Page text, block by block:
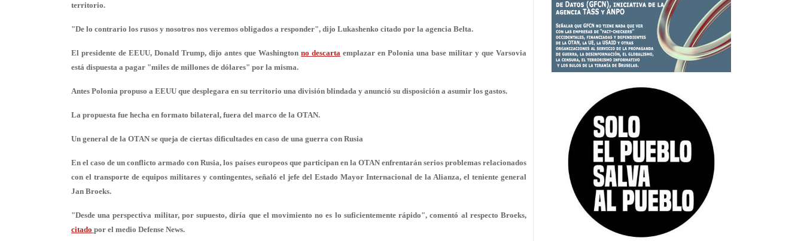
territorio.
"De lo contrario los rusos y nosotros nos veremos obligados a responder", dijo Lukashenko citado por la agencia Belta.
El presidente de EEUU, Donald Trump, dijo antes que Washington no descarta emplazar en Polonia una base militar y que Varsovia
está dispuesta a pagar "miles de millones de dólares" por la misma.
Antes Polonia propuso a EEUU que desplegara en su territorio una división blindada y anunció su disposición a asumir los gastos.
La propuesta fue hecha en formato bilateral, fuera del marco de la OTAN.
Un general de la OTAN se queja de ciertas dificultades en caso de una guerra con Rusia
En el caso de un conflicto armado con Rusia, los países europeos que participan en la OTAN enfrentarán serios problemas relacionados
con el transporte de equipos militares y contingentes, señaló el jefe del Estado Mayor Internacional de la Alianza, el teniente general
Jan Broeks.
"Desde una perspectiva militar, por supuesto, diría que el movimiento no es lo suficientemente rápido", comentó al respecto Broeks,
citado por el medio Defense News.